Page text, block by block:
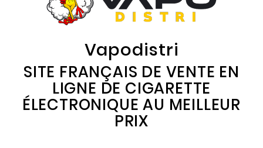
Vapodistri
SITE FRANÇAIS DE VENTE EN
LIGNE DE CIGARETTE
ÉLECTRONIQUE AU MEILLEUR
PRIX